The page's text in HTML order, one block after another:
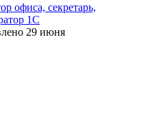
офиса, секретарь,
1С
29 июня